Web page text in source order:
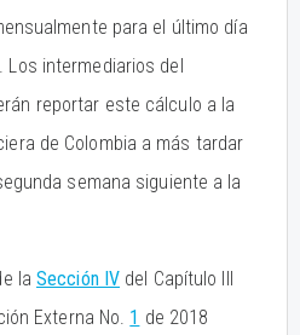
para el último día
Los intermediarios del
reportar este cálculo a la
de Colombia a más tardar
semana siguiente a la
laSección IV del Capítulo III
Externa No. 1 de 2018